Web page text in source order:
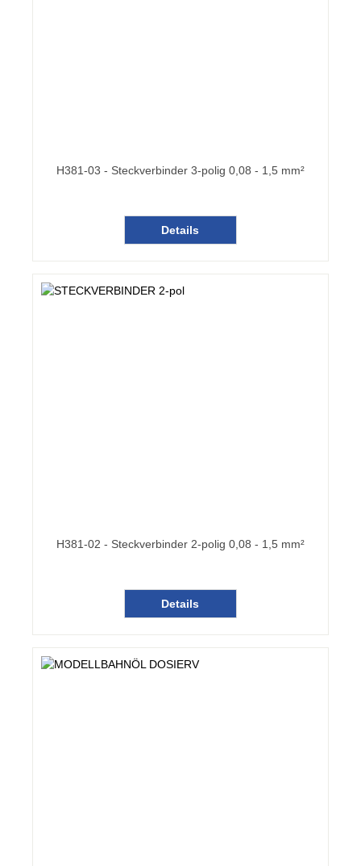
H381-03 - Steckverbinder 3-polig 0,08 - 1,5 mm²
Details
H381-02 - Steckverbinder 2-polig 0,08 - 1,5 mm²
Details